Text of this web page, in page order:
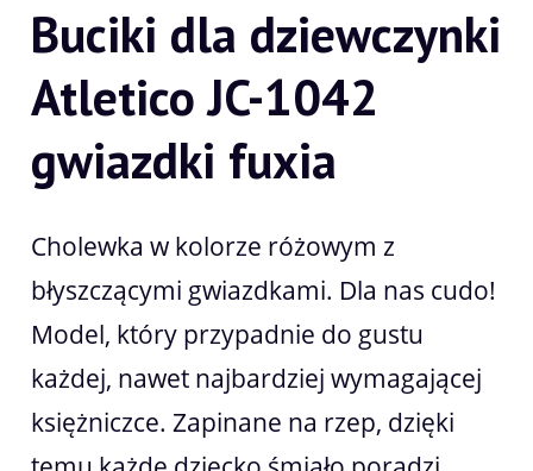
Buciki dla dziewczynki
Atletico JC-1042
gwiazdki fuxia
Cholewka w kolorze różowym z
błyszczącymi gwiazdkami. Dla nas cudo!
Model, który przypadnie do gustu
każdej, nawet najbardziej wymagającej
księżniczce. Zapinane na rzep, dzięki